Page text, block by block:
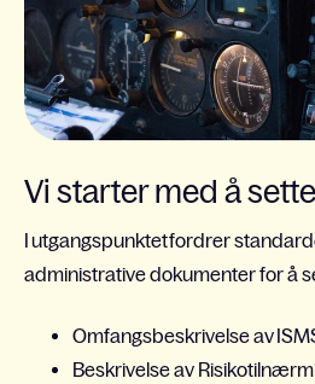
Vi starter med å
I utgangspunktet fordrer
administrative dokumenter for å
Omfangsbeskrivelse av
Beskrivelse av